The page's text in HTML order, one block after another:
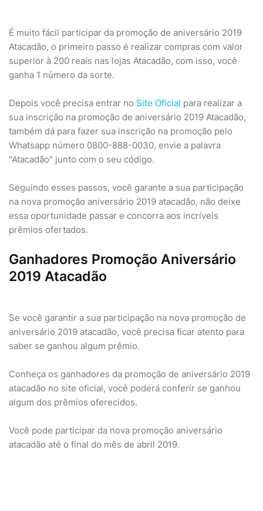
É muito fácil participar da promoção de aniversário 2019
Atacadão, o primeiro passo é realizar compras com valor
superior à 200 reais nas lojas Atacadão, com isso, você
ganha 1 número da sorte.
Depois você precisa entrar no Site Oficial para realizar a
sua inscrição na promoção de aniversário 2019 Atacadão,
também dá para fazer sua inscrição na promoção pelo
Whatsapp número 0800-888-0030, envie a palavra
"Atacadão" junto com o seu código.
Seguindo esses passos, você garante a sua participação
na nova promoção aniversário 2019 atacadão, não deixe
essa oportunidade passar e concorra aos incríveis
prêmios ofertados.
Ganhadores Promoção Aniversário
2019 Atacadão
Se você garantir a sua participação na nova promoção de
aniversário 2019 atacadão, você precisa ficar atento para
saber se ganhou algum prêmio.
Conheça os ganhadores da promoção de aniversário 2019
atacadão no site oficial, você poderá conferir se ganhou
algum dos prêmios oferecidos.
Você pode participar da nova promoção aniversário
atacadão até o final do mês de abril 2019.